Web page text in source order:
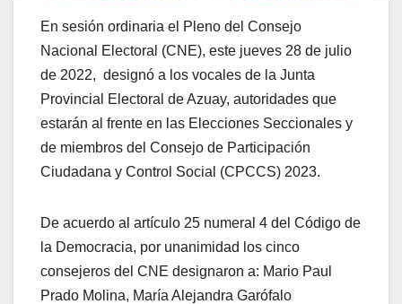
En sesión ordinaria el Pleno del Consejo
Nacional Electoral (CNE), este jueves 28 de julio
de 2022, designó a los vocales de la Junta
Provincial Electoral de Azuay, autoridades que
estarán al frente en las Elecciones Seccionales y
de miembros del Consejo de Participación
Ciudadana y Control Social (CPCCS) 2023.
De acuerdo al artículo 25 numeral 4 del Código de
la Democracia, por unanimidad los cinco
consejeros del CNE designaron a: Mario Paul
Prado Molina, María Alejandra Garófalo